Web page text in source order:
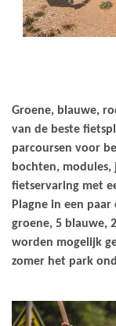
Groene, blauwe,
van de beste
parcoursen voor
bochten, modules,
fietservaring met
Plagne in een
groene, 5 blauwe,
worden mogelijk
zomer het park